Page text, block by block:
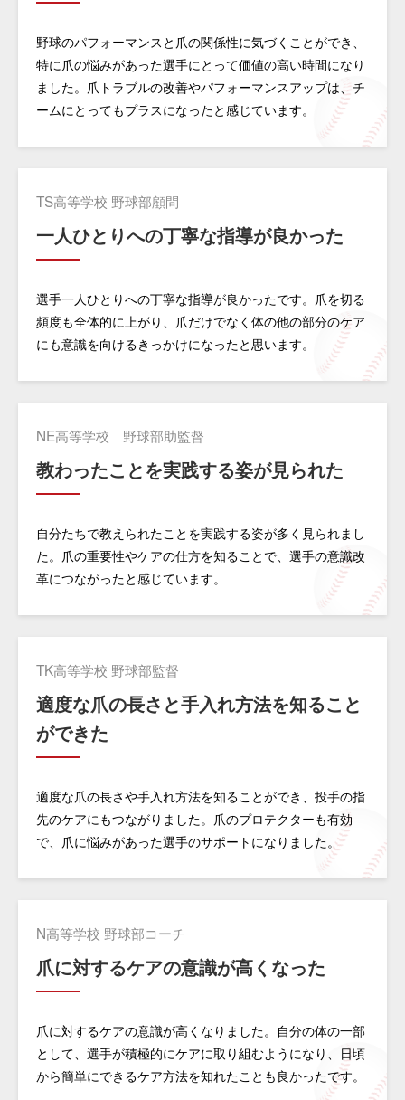
野球のパフォーマンスと爪の関係性に気づくことができ、
特に爪の悩みがあった選手にとって価値の高い時間になり
ました。爪トラブルの改善やパフォーマンスアップは、チ
ームにとってもプラスになったと感じています。
TS高等学校 野球部顧問
一人ひとりへの丁寧な指導が良かった
選手一人ひとりへの丁寧な指導が良かったです。爪を切る
頻度も全体的に上がり、爪だけでなく体の他の部分のケア
にも意識を向けるきっかけになったと思います。
NE高等学校 野球部助監督
教わったことを実践する姿が見られた
自分たちで教えられたことを実践する姿が多く見られまし
た。爪の重要性やケアの仕方を知ることで、選手の意識改
革につながったと感じています。
TK高等学校 野球部監督
適度な爪の長さと手入れ方法を知ること
ができた
適度な爪の長さや手入れ方法を知ることができ、投手の指
先のケアにもつながりました。爪のプロテクターも有効
で、爪に悩みがあった選手のサポートになりました。
N高等学校 野球部コーチ
爪に対するケアの意識が高くなった
爪に対するケアの意識が高くなりました。自分の体の一部
として、選手が積極的にケアに取り組むようになり、日頃
から簡単にできるケア方法を知れたことも良かったです。